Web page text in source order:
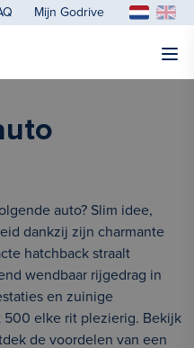
Mijn Godrive
auto? Slim idee,
dankzij zijn charmante
hatchback straalt
wendbaar rijgedrag in
en zuinige
500 elke rit plezierig. Bekijk
de voordelen van een